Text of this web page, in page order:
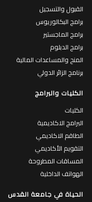
القبول والتسجيل
برامج البكالوريوس
برامج الماجستير
برامج الدبلوم
المنح والمساعدات المالية
برنامج الزائر الدولي
الكليات والبرامج
الكليات
البرامج الاكاديمية
الطاقم الاكاديمي
التقويم الأكاديمي
المساقات المطروحة
الهواتف الداخلية
الحياة في جامعة القدس